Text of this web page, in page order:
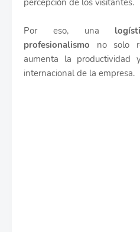
percepción de los visitantes.
Por eso, una
profesionalismo no solo
aumenta la productividad
internacional de la empresa.